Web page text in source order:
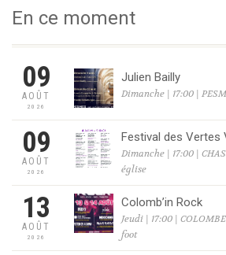
En ce moment
09
AOÛT
2026
Julien Bailly
Dimanche | 17:00 |
09
AOÛT
2026
Festival des Vertes
Dimanche | 17:00 |
église
13
AOÛT
2026
Colomb’in Rock
Jeudi | 17:00 |
foot